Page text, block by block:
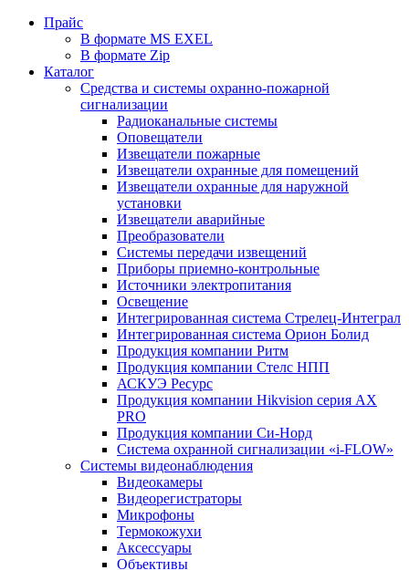
Прайс
В формате MS EXEL
В формате Zip
Каталог
Средства и системы охранно-пожарной
сигнализации
Радиоканальные системы
Оповещатели
Извещатели пожарные
Извещатели охранные для помещений
Извещатели охранные для наружной
установки
Извещатели аварийные
Преобразователи
Системы передачи извещений
Приборы приемно-контрольные
Источники электропитания
Освещение
Интегрированная система Стрелец-Интеграл
Интегрированная система Орион Болид
Продукция компании Ритм
Продукция компании Стелс НПП
АСКУЭ Ресурс
Продукция компании Hikvision серия AX
PRO
Продукция компании Си-Норд
Система охранной сигнализации «i-FLOW»
Системы видеонаблюдения
Видеокамеры
Видеорегистраторы
Микрофоны
Термокожухи
Аксессуары
Объективы